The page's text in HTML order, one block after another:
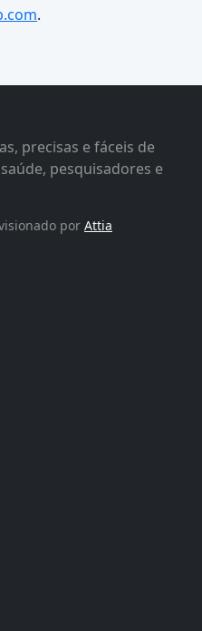
.
precisas e fáceis de
pesquisadores e
por Attia